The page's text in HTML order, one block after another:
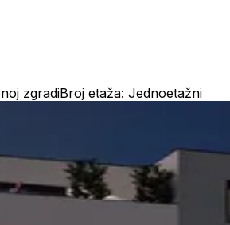
zgradiBroj etaža: Jednoetažni